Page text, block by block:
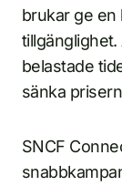
brukar ge en
belastade
sänka
SNCF